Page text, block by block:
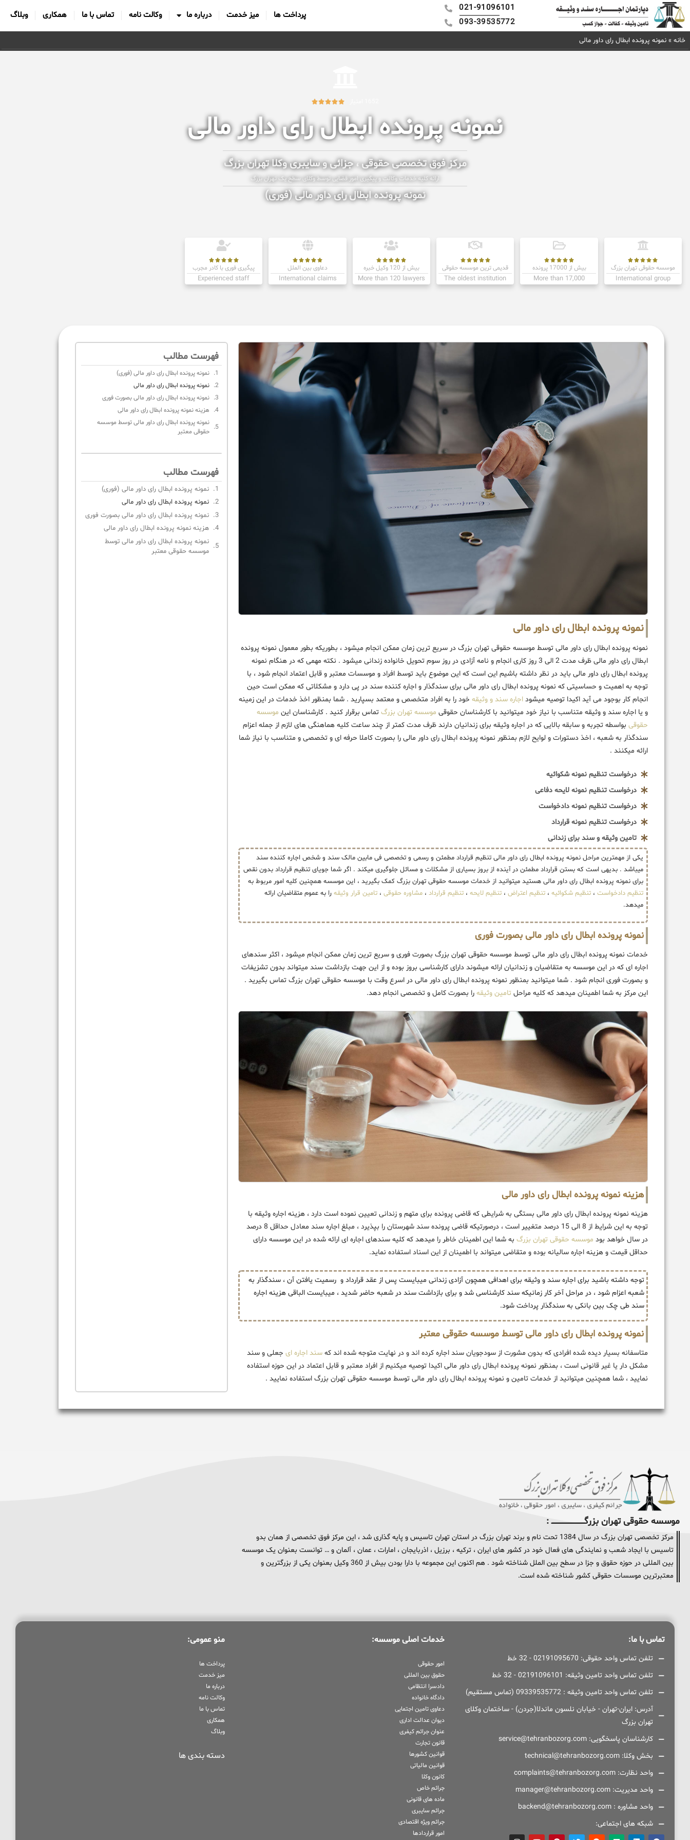
021-91096101
093-39535772
پرداخت ها میز خدمت درباره ما وکالت نامه تماس با ما همکاری وبلاگ
خانه » نمونه پرونده ابطال رای داور مالی





نمونه پرونده ابطال رای داور مالی
مرکز فوق تخصصی حقوقی ، جزائی و سایبری وکلا تهران بزرگ
ارائه کلیه خدمات وکالت و پیگیری امور قضایی توسط وکلای سطح یک تهران بزرگ
نمونه پرونده ابطال رای داور مالی (فوری)





موسسه حقوقی تهران بزرگ
International group





بیش از 17000 پرونده
More than 17,000





قدیمی ترین موسسه حقوقی
The oldest institution





بیش از 120 وکیل خبره
More than 120 lawyers





دعاوی بین الملل
International claims





پیگیری فوری با کادر مجرب
Experienced staff
نمونه پرونده ابطال رای داور مالی
نمونه پرونده ابطال رای داور مالی توسط موسسه حقوقی تهران بزرگ در سریع ترین زمان ممکن انجام میشود ، بطوریکه بطور معمول نمونه پرونده
ابطال رای داور مالی ظرف مدت 2 الی 3 روز کاری انجام و نامه آزادی در روز سوم تحویل خانواده زندانی میشود . نکته مهمی که در هنگام نمونه
پرونده ابطال رای داور مالی باید در نظر داشته باشیم این است که این موضوع باید توسط افراد و موسسات معتبر و قابل اعتماد انجام شود ، با
توجه به اهمیت و حساسیتی که نمونه پرونده ابطال رای داور مالی برای سندگذار و اجاره کننده سند در پی دارد و مشکلاتی که ممکن است حین
انجام کار بوجود می آید اکیدا توصیه میشود اجاره سند و وثیقه خود را به افراد متخصص و معتمد بسپارید . شما بمنظور اخذ خدمات در این زمینه
و یا اجاره سند و وثیقه متناسب با نیاز خود میتوانید با کارشناسان حقوقی موسسه تهران بزرگ تماس برقرار کنید . کارشناسان این موسسه
حقوقی بواسطه تجربه و سابقه بالایی که در اجاره وثیقه برای زندانیان دارند ظرف مدت کمتر از چند ساعت کلیه هماهنگی های لازم از جمله اعزام
سندگذار به شعبه ، اخذ دستورات و لوایح لازم بمنظور نمونه پرونده ابطال رای داور مالی را بصورت کاملا حرفه ای و تخصصی و متناسب با نیاز شما
ارائه میکنند .
درخواست تنظیم نمونه شکوائیه
درخواست تنظیم نمونه لایحه دفاعی
درخواست تنظیم نمونه دادخواست
درخواست تنظیم نمونه قرارداد
تامین وثیقه و سند برای زندانی
یکی از مهمترین مراحل نمونه پرونده ابطال رای داور مالی تنظیم قرارداد مطمئن و رسمی و تخصصی فی مابین مالک سند و شخص اجاره کننده سند
میباشد . بدیهی است که بستن قرارداد مطمئن در آینده از بروز بسیاری از مشکلات و مسائل جلوگیری میکند . اگر شما جویای تنظیم قرارداد بدون نقص
برای نمونه پرونده ابطال رای داور مالی هستید میتوانید از خدمات موسسه حقوقی تهران بزرگ کمک بگیرید ، این موسسه همچنین کلیه امور مربوط به
تنظیم دادخواست ، تنظیم شکوائیه ، تنظیم اعتراض ، تنظیم لایحه ، تنظیم قرارداد ، مشاوره حقوقی ، تامین قرار وثیقه را به عموم متقاضیان ارائه
میدهد.
نمونه پرونده ابطال رای داور مالی بصورت فوری
خدمات نمونه پرونده ابطال رای داور مالی توسط موسسه حقوقی تهران بزرگ بصورت فوری و سریع ترین زمان ممکن انجام میشود ، اکثر سندهای
اجاره ای که در این موسسه به متقاضیان و زندانیان ارائه میشوند دارای کارشناسی بروز بوده و از این جهت بازداشت سند میتواند بدون تشزیفات
و بصورت فوری انجام شود . شما میتوانید بمنظور نمونه پرونده ابطال رای داور مالی در اسرع وقت با موسسه حقوقی تهران بزرگ تماس بگیرید .
این مرکز به شما اطمینان میدهد که کلیه مراحل تامین وثیقه را بصورت کامل و تخصصی انجام دهد.
هزینه نمونه پرونده ابطال رای داور مالی
هزینه نمونه پرونده ابطال رای داور مالی بستگی به شرایطی که قاضی پرونده برای متهم و زندانی تعیین نموده است دارد ، هزینه اجاره وثیقه با
توجه به این شرایط از 8 الی 15 درصد متغییر است ، درصورتیکه قاضی پرونده سند شهرستان را بپذیرد ، مبلغ اجاره سند معادل حداقل 8 درصد
در سال خواهد بود موسسه حقوقی تهران بزرگ به شما این اطمینان خاطر را میدهد که کلیه سندهای اجاره ای ارائه شده در این موسسه دارای
حداقل قیمت و هزینه اجاره سالیانه بوده و متقاضی میتواند با اطمینان از این اسناد استفاده نماید.
توجه داشته باشید برای اجاره سند و وثیقه برای اهدافی همچون آزادی زندانی میبایست پس از عقد قرارداد و رسمیت یافتن آن ، سندگذار به
شعبه اعزام شود ، در مراحل آخر کار زمانیکه سند کارشناسی شد و برای بازداشت سند در شعبه حاضر شدید ، میبایست الباقی هزینه اجاره
سند طی چک بین بانکی به سندگذار پرداخت شود.
نمونه پرونده ابطال رای داور مالی توسط موسسه حقوقی معتبر
متاسفانه بسیار دیده شده افرادی که بدون مشورت از سودجویان سند اجاره کرده اند و در نهایت متوجه شده اند که سند اجاره ای جعلی و سند
مشکل دار یا غیر قانونی است ، بمنظور نمونه پرونده ابطال رای داور مالی اکیدا توصیه میکنیم از افراد معتبر و قابل اعتماد در این حوزه استفاده
نمایید ، شما همچنین میتوانید از خدمات تامین و نمونه پرونده ابطال رای داور مالی توسط موسسه حقوقی تهران بزرگ استفاده نمایید .
فهرست مطالب
نمونه پرونده ابطال رای داور مالی (فوری)
نمونه پرونده ابطال رای داور مالی
نمونه پرونده ابطال رای داور مالی بصورت فوری
هزینه نمونه پرونده ابطال رای داور مالی
نمونه پرونده ابطال رای داور مالی توسط موسسه
حقوقی معتبر
فهرست مطالب
نمونه پرونده ابطال رای داور مالی (فوری)
نمونه پرونده ابطال رای داور مالی
نمونه پرونده ابطال رای داور مالی بصورت فوری
هزینه نمونه پرونده ابطال رای داور مالی
نمونه پرونده ابطال رای داور مالی توسط
موسسه حقوقی معتبر
موسسه حقوقی تهران بزرگــــــــــــــــــــــــــــــــ :
مرکز تخصصی تهران بزرگ در سال 1384 تحت نام و برند تهران بزرگ در استان تهران تاسیس و پایه گذاری شد ، این مرکز فوق تخصصی از همان بدو
تاسیس با ایجاد شعب و نمایندگی های فعال خود در کشور های ایران ، ترکیه ، برزیل ، اذربایجان ، امارات ، عمان ، آلمان و … توانست بعنوان یک موسسه
بین المللی در حوزه حقوق و جزا در سطح بین الملل شناخته شود . هم اکنون این مجموعه با دارا بودن بیش از 360 وکیل بعنوان یکی از بزرگترین و
معتبرترین موسسات حقوقی کشور شناخته شده است.
تماس با ما:
تلفن تماس واحد حقوقی: 02191095670 - 32 خط
تلفن تماس واحد تامین وثیقه: 02191096101 - 32 خط
تلفن تماس واحد تامین وثیقه : 09339535772 (تماس مستقیم)
آدرس: ایران-تهران - خیابان نلسون ماندلا(جردن) - ساختمان وکلای
تهران بزرگ
کارشناسان پاسخگویی: service@tehranbozorg.com
بخش وکلا: technical@tehranbozorg.com
واحد نظارت: complaints@tehranbozorg.com
واحد مدیریت: manager@tehranbozorg.com
واحد مشاوره : backend@tehranbozorg.com
شبکه های اجتماعی:
خدمات اصلی موسسه:
امور حقوقی
حقوق بین المللی
دادسرا انتظامی
دادگاه خانواده
دعاوی تامین اجتمایی
دیوان عدالت اداری
عنوان جرائم کیفری
قانون تجارت
قوانین کشورها
قوانین مالیاتی
کانون وکلا
جرائم خاص
ماده های قانونی
جرائم سایبری
جرائم ویژه اقتصادی
امور قراردادها
منو عمومی:
پرداخت ها
میز خدمت
درباره ما
وکالت نامه
تماس با ما
همکاری
وبلاگ
دسته بندی ها